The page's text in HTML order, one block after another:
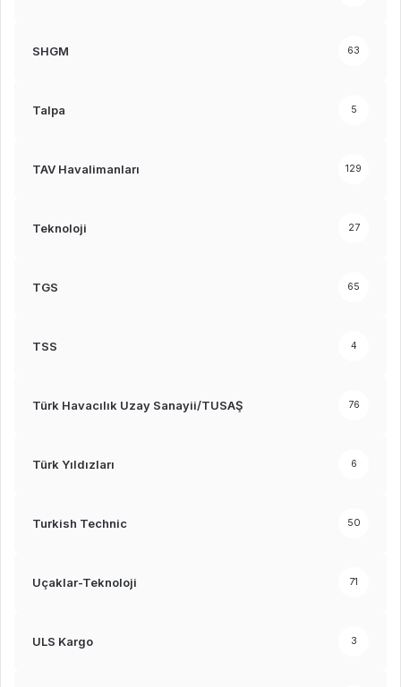
SHGM 63
Talpa 5
TAV Havalimanları 129
Teknoloji 27
TGS 65
TSS 4
Türk Havacılık Uzay Sanayii/TUSAŞ 76
Türk Yıldızları 6
Turkish Technic 50
Uçaklar-Teknoloji 71
ULS Kargo 3